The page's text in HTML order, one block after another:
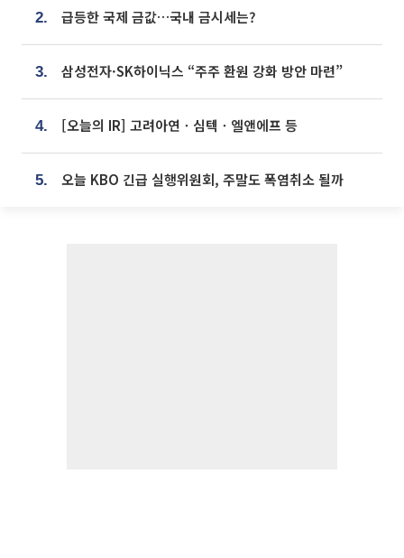
2. 급등한 국제 금값…국내 금시세는?
3. 삼성전자·SK하이닉스 “주주 환원 강화 방안 마련”
4. [오늘의 IR] 고려아연ㆍ심텍ㆍ엘앤에프 등
5. 오늘 KBO 긴급 실행위원회, 주말도 폭염취소 될까